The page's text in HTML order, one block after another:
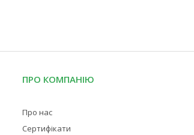
ПРО КОМПАНІЮ
Про нас
Сертифікати